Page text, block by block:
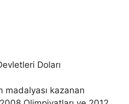
Doları
kazanan